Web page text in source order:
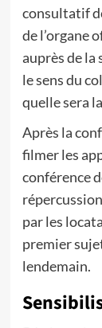
consultatif
de l’organe
auprès de
le sens du
quelle sera
Après la
filmer les
conférence
par les
premier
lendemain.